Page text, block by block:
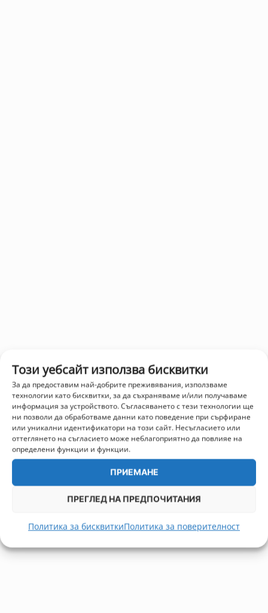
Този уебсайт използва бисквитки
За да предоставим най-добрите преживявания, използваме
технологии като бисквитки, за да съхраняваме и/или получаваме
информация за устройството. Съгласяването с тези технологии ще
ни позволи да обработваме данни като поведение при сърфиране
или уникални идентификатори на този сайт. Несъгласието или
оттеглянето на съгласието може неблагоприятно да повлияе на
определени функции и функции.
ПРИЕМАНЕ
ПРЕГЛЕД НА ПРЕДПОЧИТАНИЯ
Политика за бисквиткиПолитика за поверителност